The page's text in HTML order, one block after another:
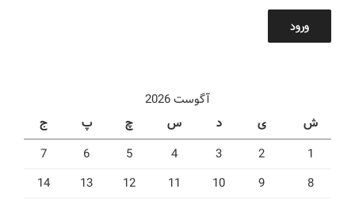
ورود
آگوست 2026
ش
ی د س چ پ
ج
1
2
3
4
5
6
7
8
9
10
11
12
13
14